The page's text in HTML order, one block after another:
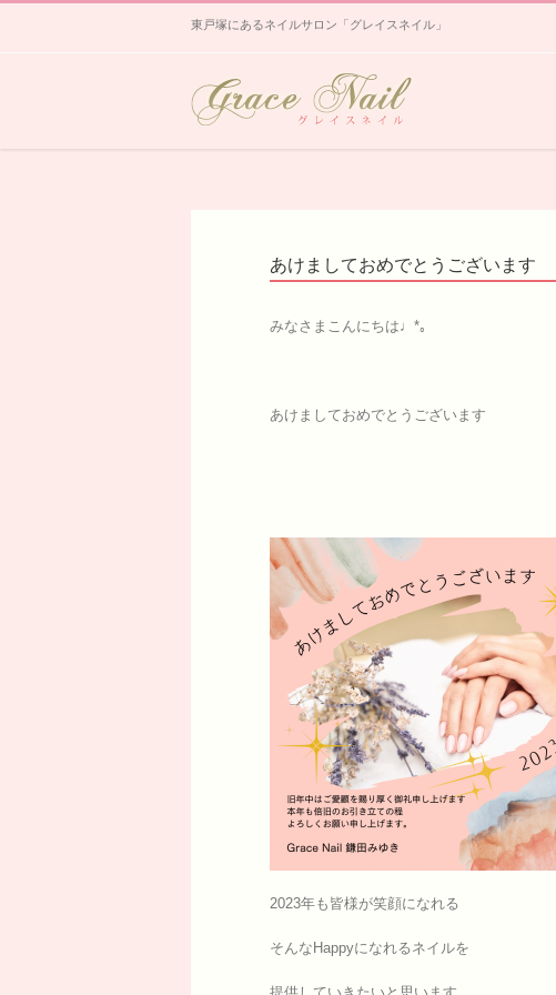
東戸塚にあるネイルサロン「グレイスネイル」
あけましておめでとうございます
みなさまこんにちは♩*｡
あけましておめでとうございます
2023年も皆様が笑顔になれる
そんなHappyになれるネイルを
提供していきたいと思います。